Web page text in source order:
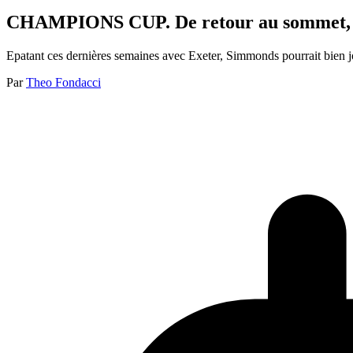
CHAMPIONS CUP. De retour au
Epatant ces dernières semaines avec Exeter, Simmonds pourrait
Par Theo Fondacci